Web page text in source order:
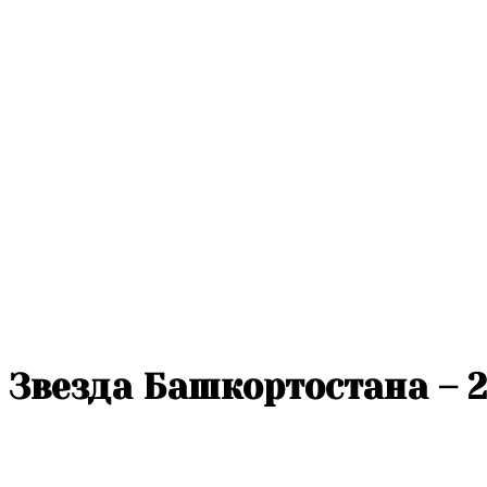
Звезда Башкортостана –